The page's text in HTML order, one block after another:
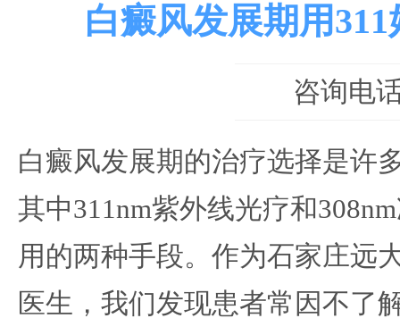
白癜风发展期用
咨询电
白癜风发展期的治疗选择是许
其中311nm紫外线光疗和
用的两种手段。作为石家庄远
医生，我们发现患者常因不了